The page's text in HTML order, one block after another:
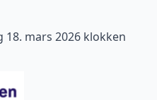
mars 2026 klokken